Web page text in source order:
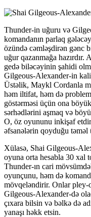
Thunder-in uğuru və
komandanın parlaq
özündə cəmləşdirən gənc
uğur qazanmağa hazırdır.
gedə biləcəyinin şahidi
Gilgeous-Alexander-in
Üstəlik, Maykl Cordanla
həm iltifat, həm də
göstərməsi üçün ona
sərhədlərini aşmaq və
O, öz oyununu inkişaf
əfsanələrin qoyduğu
Xülasə, Shai Gilgeous-
oyuna orta hesabla 30 xal
Thunder-ın cari
oyunçunu, həm də
mövqeləndirir. Onlar
Gilgeous-Alexander-də
çıxara bilsin və bəlkə də
yanaşı həkk etsin.